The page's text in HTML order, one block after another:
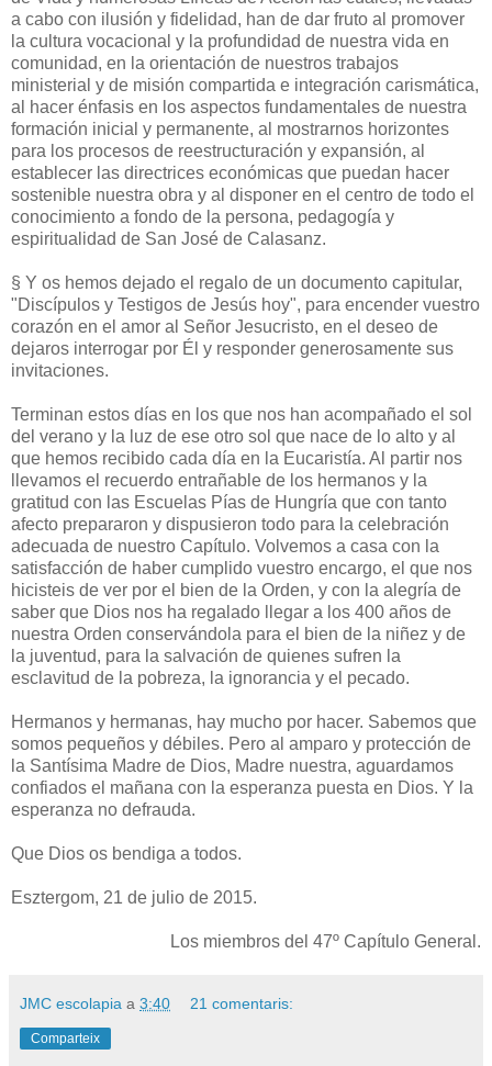
a cabo con ilusión y fidelidad, han de dar fruto al promover
la cultura vocacional y la profundidad de nuestra vida en
comunidad, en la orientación de nuestros trabajos
ministerial y de misión compartida e integración carismática,
al hacer énfasis en los aspectos fundamentales de nuestra
formación inicial y permanente, al mostrarnos horizontes
para los procesos de reestructuración y expansión, al
establecer las directrices económicas que puedan hacer
sostenible nuestra obra y al disponer en el centro de todo el
conocimiento a fondo de la persona, pedagogía y
espiritualidad de San José de Calasanz.
§ Y os hemos dejado el regalo de un documento capitular,
"Discípulos y Testigos de Jesús hoy", para encender vuestro
corazón en el amor al Señor Jesucristo, en el deseo de
dejaros interrogar por Él y responder generosamente sus
invitaciones.
Terminan estos días en los que nos han acompañado el sol
del verano y la luz de ese otro sol que nace de lo alto y al
que hemos recibido cada día en la Eucaristía. Al partir nos
llevamos el recuerdo entrañable de los hermanos y la
gratitud con las Escuelas Pías de Hungría que con tanto
afecto prepararon y dispusieron todo para la celebración
adecuada de nuestro Capítulo. Volvemos a casa con la
satisfacción de haber cumplido vuestro encargo, el que nos
hicisteis de ver por el bien de la Orden, y con la alegría de
saber que Dios nos ha regalado llegar a los 400 años de
nuestra Orden conservándola para el bien de la niñez y de
la juventud, para la salvación de quienes sufren la
esclavitud de la pobreza, la ignorancia y el pecado.
Hermanos y hermanas, hay mucho por hacer. Sabemos que
somos pequeños y débiles. Pero al amparo y protección de
la Santísima Madre de Dios, Madre nuestra, aguardamos
confiados el mañana con la esperanza puesta en Dios. Y la
esperanza no defrauda.
Que Dios os bendiga a todos.
Esztergom, 21 de julio de 2015.
Los miembros del 47º Capítulo General.
JMC escolapia a 3:40 21 comentaris:
Comparteix